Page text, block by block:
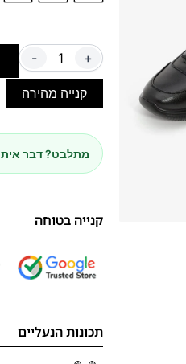
- +
קנייה מהירה
מתלבט? דבר
קנייה בטוחה
תכונות הנעליים